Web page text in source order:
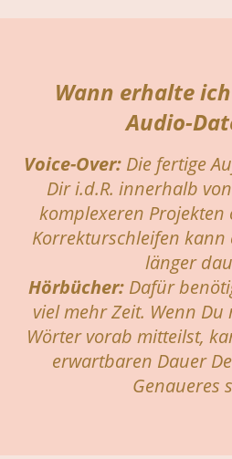
Wann erhalte
Audio-
Voice-Over: Die fertige
Dir i.d.R. innerhalb
komplexeren Projekten
Korrekturschleifen kann
länger
Hörbücher: Dafür
viel mehr Zeit. Wenn
Wörter vorab mitteilst,
erwartbaren Dauer
Genaueres